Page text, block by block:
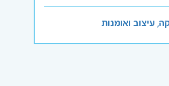
עיצוב ואומנות